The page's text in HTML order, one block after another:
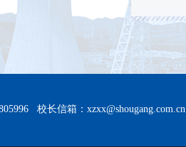
校长信箱： xzxx@shougang.com.cn